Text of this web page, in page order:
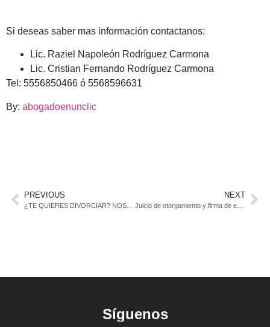
Si deseas saber mas información contactanos:
Lic. Raziel Napoleón Rodríguez Carmona
Lic. Cristian Fernando Rodríguez Carmona
Tel: 5556850466 ó 5568596631
By: abogadoenunclic
PREVIOUS NEXT
Juicio de otorgamiento y firma de escritura
Síguenos